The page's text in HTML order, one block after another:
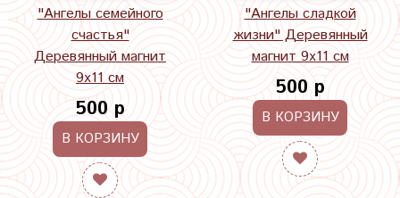
"Ангелы семейного
счастья"
Деревянный магнит
9х11 см
500 р
В КОРЗИНУ
"Ангелы сладкой
жизни" Деревянный
магнит 9х11 см
500 р
В КОРЗИНУ